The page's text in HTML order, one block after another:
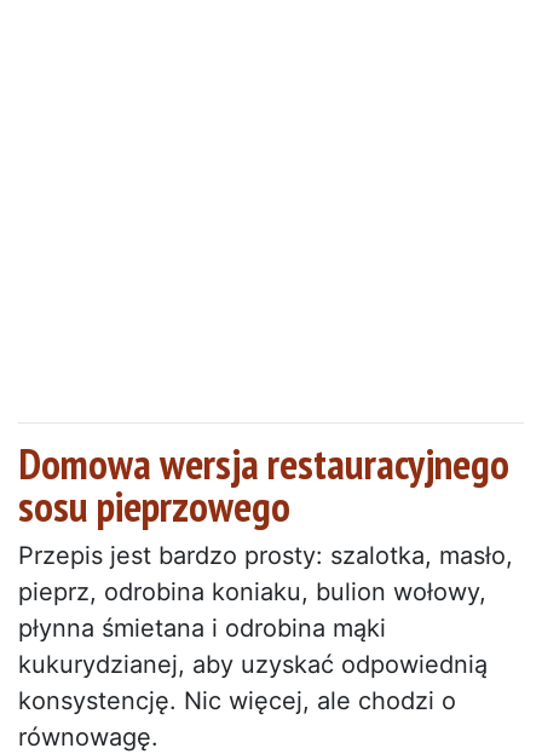
Domowa wersja restauracyjnego
sosu pieprzowego
Przepis jest bardzo prosty: szalotka, masło,
pieprz, odrobina koniaku, bulion wołowy,
płynna śmietana i odrobina mąki
kukurydzianej, aby uzyskać odpowiednią
konsystencję. Nic więcej, ale chodzi o
równowagę.